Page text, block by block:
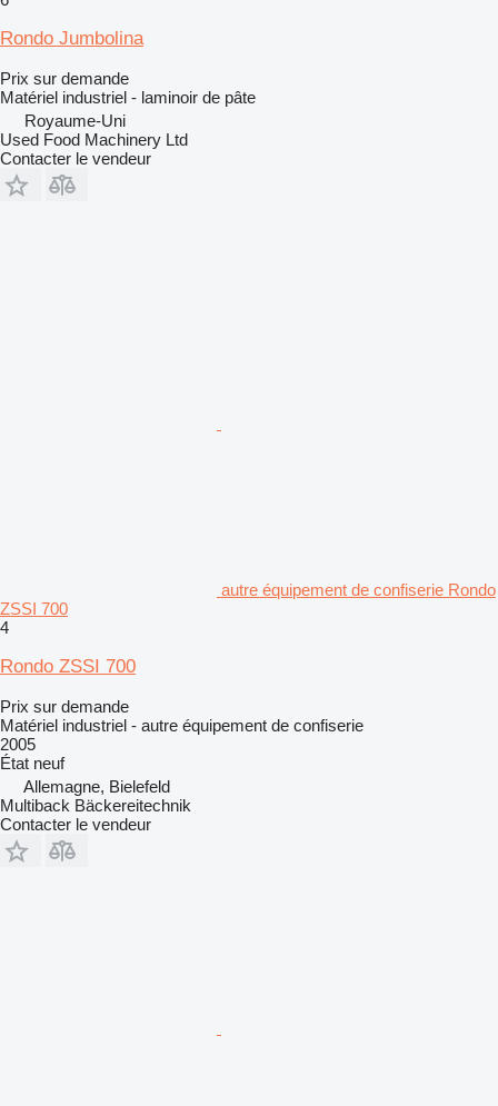
Rondo Jumbolina
Prix sur demande
Matériel industriel - laminoir de pâte
Royaume-Uni
Used Food Machinery Ltd
Contacter le vendeur
autre équipement de confiserie Rondo
ZSSI 700
4
Rondo ZSSI 700
Prix sur demande
Matériel industriel - autre équipement de confiserie
2005
État neuf
Allemagne, Bielefeld
Multiback Bäckereitechnik
Contacter le vendeur